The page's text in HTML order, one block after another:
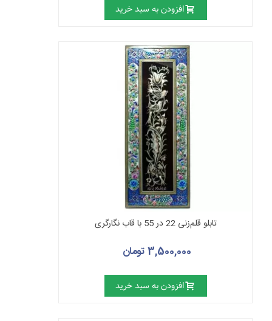
افزودن به سبد خرید
تابلو قلم‌زنی 22 در 55 با قاب نگارگری
3,500,000 تومان
افزودن به سبد خرید